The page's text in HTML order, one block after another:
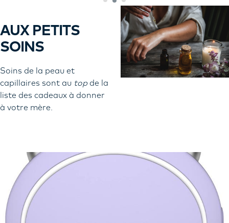
AUX PETITS
SOINS
Soins de la peau et
capillaires sont au top de la
liste des cadeaux à donner
à votre mère.